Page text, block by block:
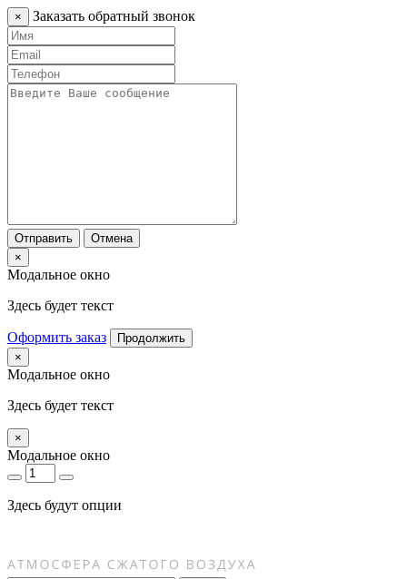
× Заказать обратный звонок
Отправить
Отмена
×
Модальное окно
Здесь будет текст
Оформить заказ
Продолжить
×
Модальное окно
Здесь будет текст
×
Модальное окно
Здесь будут опции